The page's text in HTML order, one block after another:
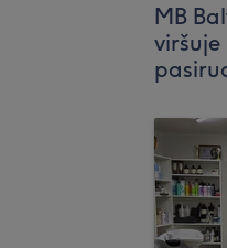
MB
viršuje